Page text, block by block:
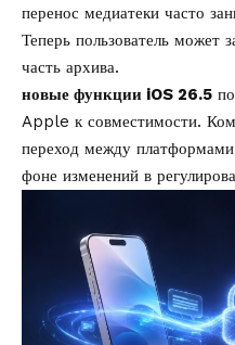
перенос медиатеки часто
Теперь пользователь может
часть архива.
новые функции iOS 26.5
Apple к совместимости.
переход между
фоне изменений в